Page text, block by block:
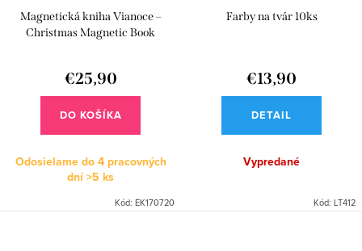
Magnetická kniha Vianoce –
Christmas Magnetic Book
€25,90
DO KOŠÍKA
Odosielame do 4 pracovných
dní>5 ks
Kód: EK170720
Farby na tvár 10ks
€13,90
DETAIL
Vypredané
Kód: LT412